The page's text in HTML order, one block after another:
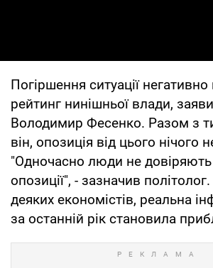
Погіршення ситуації
рейтинг нинішньої влади,
Володимир Фесенко. Разом з
він, опозиція від цього нічого
"Одночасно люди не довіряють
опозиції", - зазначив
деяких економістів, реальна
за останній рік становила